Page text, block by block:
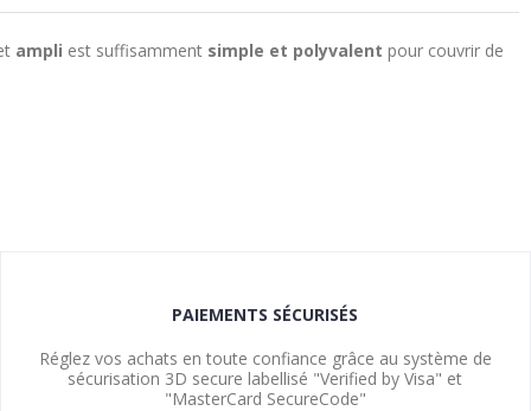
ampli est suffisamment simple et polyvalent pour couvrir de
PAIEMENTS SÉCURISÉS
Réglez vos achats en toute confiance grâce au système de
sécurisation 3D secure labellisé "Verified by Visa" et
"MasterCard SecureCode"